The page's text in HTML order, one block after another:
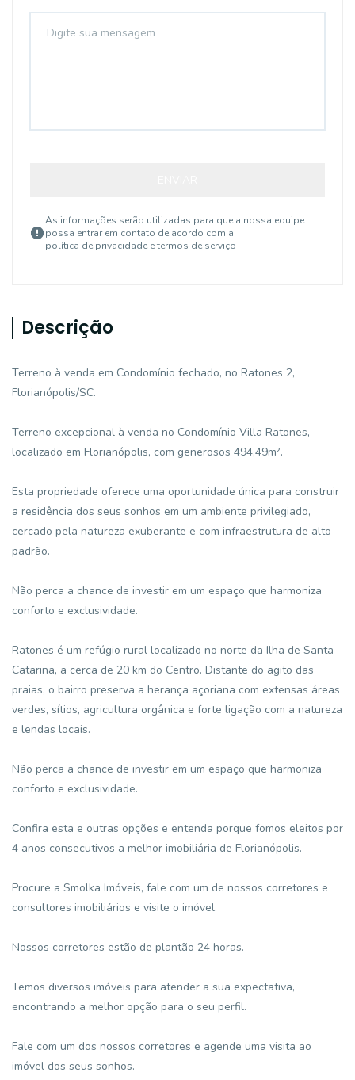
As informações serão utilizadas para que a nossa equipe
possa entrar em contato de acordo com a
política de privacidade e termos de serviço
Descrição
Terreno à venda em Condomínio fechado, no Ratones 2,
Florianópolis/SC.
Terreno excepcional à venda no Condomínio Villa Ratones,
localizado em Florianópolis, com generosos 494,49m².
Esta propriedade oferece uma oportunidade única para construir
a residência dos seus sonhos em um ambiente privilegiado,
cercado pela natureza exuberante e com infraestrutura de alto
padrão.
Não perca a chance de investir em um espaço que harmoniza
conforto e exclusividade.
Ratones é um refúgio rural localizado no norte da Ilha de Santa
Catarina, a cerca de 20 km do Centro. Distante do agito das
praias, o bairro preserva a herança açoriana com extensas áreas
verdes, sítios, agricultura orgânica e forte ligação com a natureza
e lendas locais.
Não perca a chance de investir em um espaço que harmoniza
conforto e exclusividade.
Confira esta e outras opções e entenda porque fomos eleitos por
4 anos consecutivos a melhor imobiliária de Florianópolis.
Procure a Smolka Imóveis, fale com um de nossos corretores e
consultores imobiliários e visite o imóvel.
Nossos corretores estão de plantão 24 horas.
Temos diversos imóveis para atender a sua expectativa,
encontrando a melhor opção para o seu perfil.
Fale com um dos nossos corretores e agende uma visita ao
imóvel dos seus sonhos.